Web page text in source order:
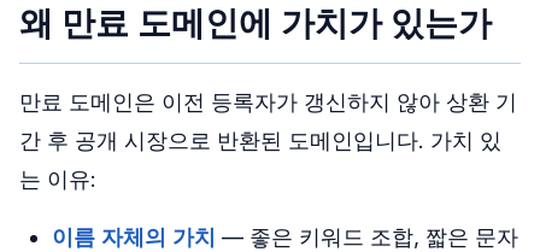
왜 만료 도메인에 가치가 있는가
만료 도메인은 이전 등록자가 갱신하지 않아 상환 기
간 후 공개 시장으로 반환된 도메인입니다. 가치 있
는 이유:
이름 자체의 가치 — 좋은 키워드 조합, 짧은 문자